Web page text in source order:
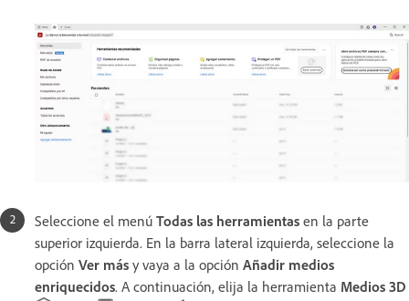
Seleccione el menú Todas las herramientas en la parte
superior izquierda. En la barra lateral izquierda, seleccione la
opción Ver más y vaya a la opción Añadir medios
enriquecidos. A continuación, elija la herramienta Medios 3D